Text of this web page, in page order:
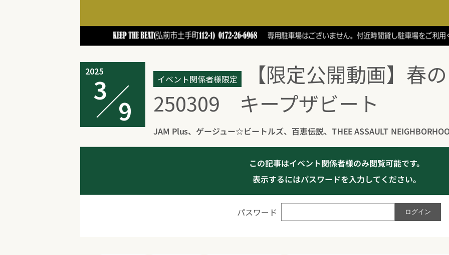
2025
3
9
イベント関係者様限定
【限定公開動画】春
250309 キープザビート
JAM Plus、ゲージュー☆ビートルズ、百恵伝説、THEE ASSAULT
この記事はイベント関係者様のみ閲覧可能です。
表示するにはパスワードを入力してください。
パスワード